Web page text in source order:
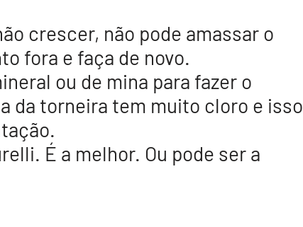
crescer, não pode amassar o
fora e faça de novo.
ou de mina para fazer o
da torneira tem muito cloro e isso
É a melhor. Ou pode ser a